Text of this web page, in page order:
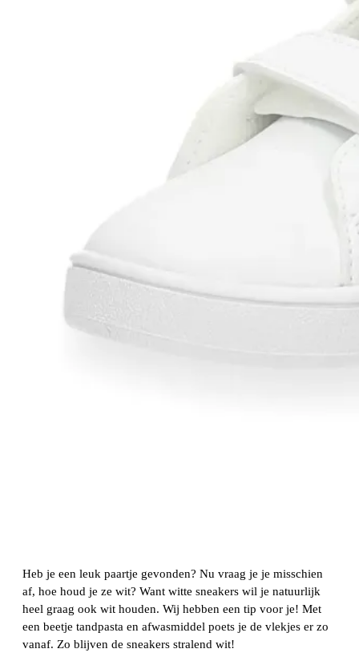
Heb je een leuk paartje gevonden? Nu vraag je je misschien
af, hoe houd je ze wit? Want witte sneakers wil je natuurlijk
heel graag ook wit houden. Wij hebben een tip voor je! Met
een beetje tandpasta en afwasmiddel poets je de vlekjes er zo
vanaf. Zo blijven de sneakers stralend wit!